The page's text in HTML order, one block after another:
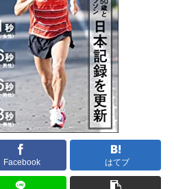
Facebook はてブ